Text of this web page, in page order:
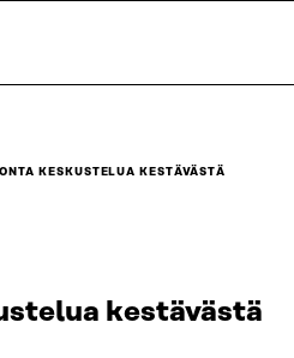
KESKUSTELUA KESTÄVÄSTÄ
kestävästä